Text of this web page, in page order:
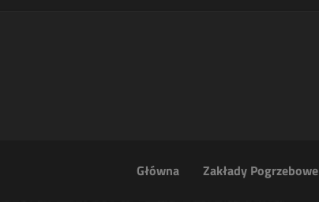
Główna Zakłady Pogrzebowe